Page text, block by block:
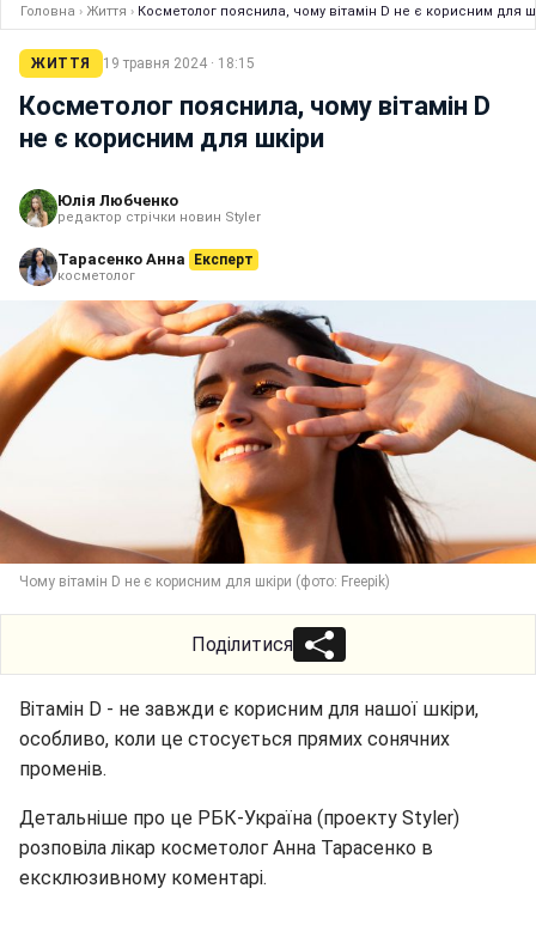
Головна › Життя › Косметолог пояснила, чому вітамін D не є корисним для
ЖИТТЯ 19 травня 2024 · 18:15
Косметолог пояснила, чому вітамін D
не є корисним для шкіри
Юлія Любченко
редактор стрічки новин Styler
Тарасенко Анна Експерт
косметолог
Чому вітамін D не є корисним для шкіри (фото: Freepik)
Поділитися
Вітамін D - не завжди є корисним для нашої шкіри,
особливо, коли це стосується прямих сонячних
променів.
Детальніше про це РБК-Україна (проекту Styler)
розповіла лікар косметолог Анна Тарасенко в
ексклюзивному коментарі.